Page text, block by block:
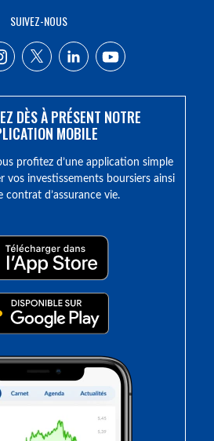
SUIVEZ-NOUS
DÈS À PRÉSENT NOTRE
MOBILE
profitez d’une application simple
vos investissements boursiers ainsi
contrat d’assurance vie.